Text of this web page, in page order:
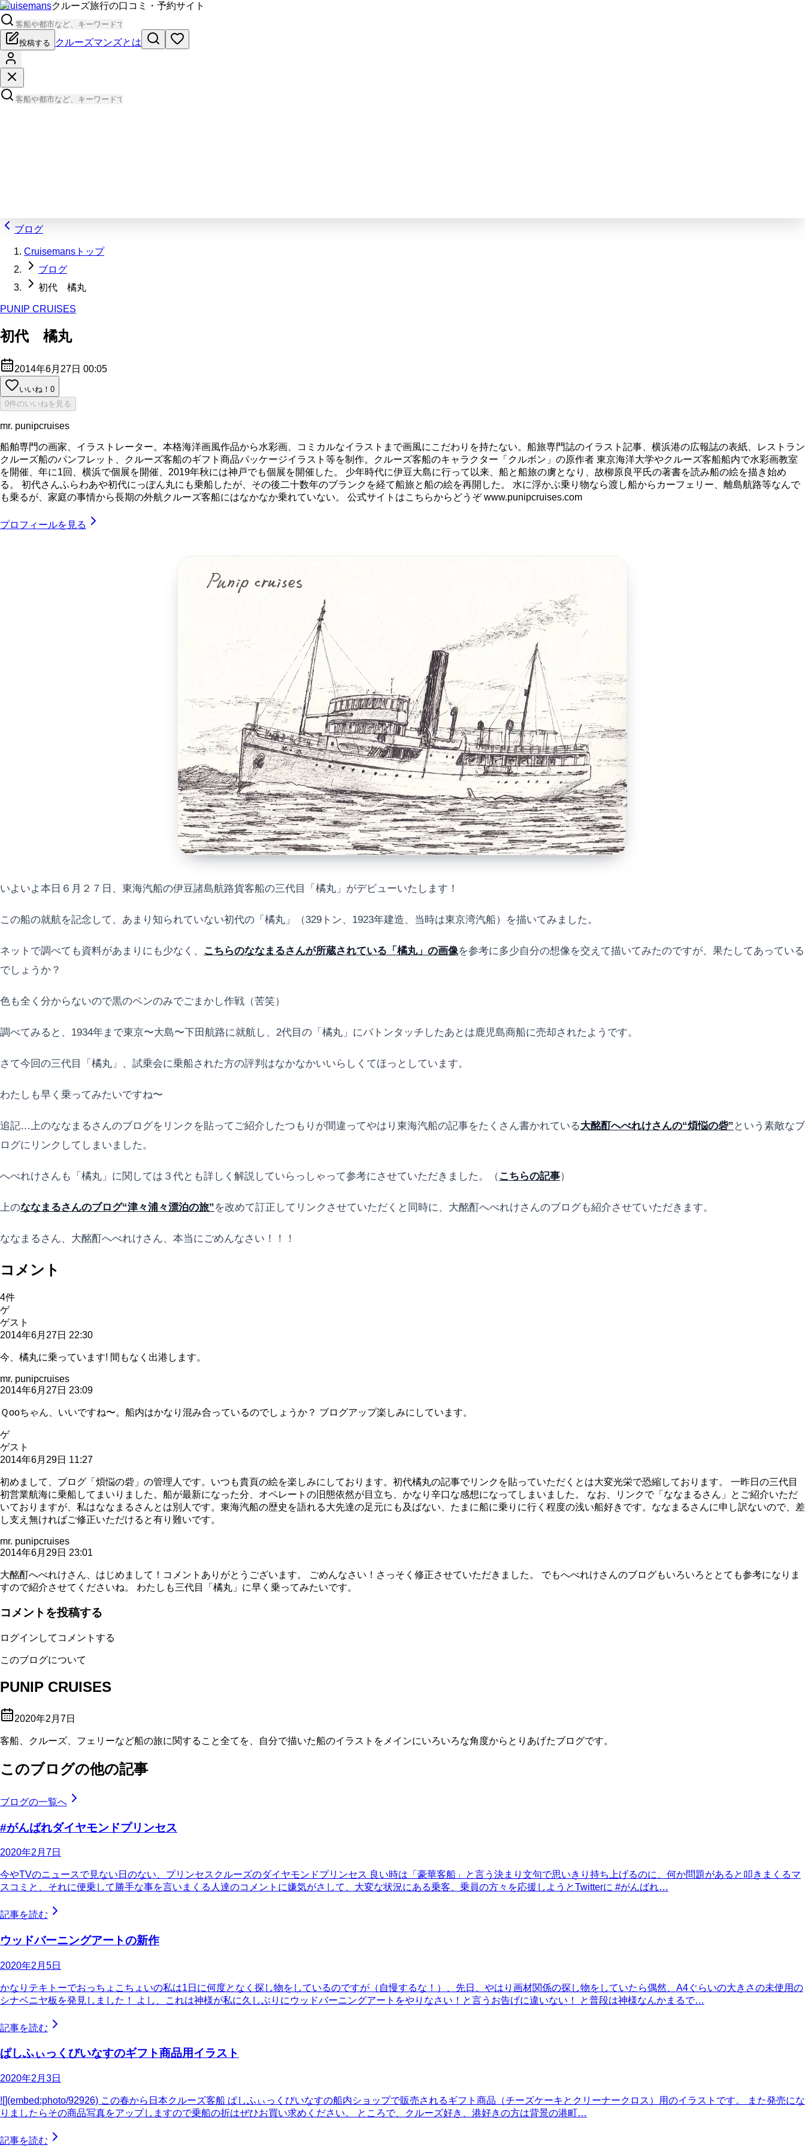
Cruisemansクルーズ旅行の口コミ・予約サイト
投稿する クルーズマンズとは
ブログ
Cruisemansトップ
ブログ
初代 橘丸
PUNIP CRUISES
初代 橘丸
2014年6月27日 00:05
いいね！ 0
0件のいいねを見る
mr. punipcruises
船舶専門の画家、イラストレーター。本格海洋画風作品から水彩画、コミカルなイラストまで画風にこだわりを持たない。船旅専門誌のイラスト記事、横浜港の広報誌の表紙、レストラン
クルーズ船のパンフレット、クルーズ客船のギフト商品パッケージイラスト等を制作。クルーズ客船のキャラクター「クルボン」の原作者 東京海洋大学やクルーズ客船船内で水彩画教室
を開催、年に1回、横浜で個展を開催、2019年秋には神戸でも個展を開催した。 少年時代に伊豆大島に行って以来、船と船旅の虜となり、故柳原良平氏の著書を読み船の絵を描き始め
る。 初代さんふらわあや初代にっぽん丸にも乗船したが、その後二十数年のブランクを経て船旅と船の絵を再開した。 水に浮かぶ乗り物なら渡し船からカーフェリー、離島航路等なんで
も乗るが、家庭の事情から長期の外航クルーズ客船にはなかなか乗れていない。 公式サイトはこちらからどうぞ www.punipcruises.com
プロフィールを見る
いよいよ本日６月２７日、東海汽船の伊豆諸島航路貨客船の三代目「橘丸」がデビューいたします！
この船の就航を記念して、あまり知られていない初代の「橘丸」（329トン、1923年建造、当時は東京湾汽船）を描いてみました。
ネットで調べても資料があまりにも少なく、 こちらのななまるさんが所蔵されている「橘丸」の画像を参考に多少自分の想像を交えて描いてみたのですが、果たしてあっている
でしょうか？
色も全く分からないので黒のペンのみでごまかし作戦（苦笑）
調べてみると、1934年まで東京〜大島〜下田航路に就航し、2代目の「橘丸」にバトンタッチしたあとは鹿児島商船に売却されたようです。
さて今回の三代目「橘丸」、試乗会に乗船された方の評判はなかなかいいらしくてほっとしています。
わたしも早く乗ってみたいですね〜
追記…上のななまるさんのブログをリンクを貼ってご紹介したつもりが間違ってやはり東海汽船の記事をたくさん書かれている大酩酊へべれけさんの“煩悩の砦” という素敵なブ
ログにリンクしてしまいました。
へべれけさんも「橘丸」に関しては３代とも詳しく解説していらっしゃって参考にさせていただきました。（ こちらの記事）
上のななまるさんのブログ“津々浦々漂泊の旅”を改めて訂正してリンクさせていただくと同時に、大酩酊へべれけさんのブログも紹介させていただきます。
ななまるさん、大酩酊へべれけさん、本当にごめんなさい！！！
コメント
4件
ゲ
ゲスト
2014年6月27日 22:30
今、橘丸に乗っています! 間もなく出港します。
mr. punipcruises
2014年6月27日 23:09
Ｑooちゃん、いいですね〜。船内はかなり混み合っているのでしょうか？ ブログアップ楽しみにしています。
ゲ
ゲスト
2014年6月29日 11:27
初めまして、ブログ「煩悩の砦」の管理人です。いつも貴頁の絵を楽しみにしております。初代橘丸の記事でリンクを貼っていただくとは大変光栄で恐縮しております。 一昨日の三代目
初営業航海に乗船してまいりました。船が最新になった分、オペレートの旧態依然が目立ち、かなり辛口な感想になってしまいました。 なお、リンクで「ななまるさん」とご紹介いただ
いておりますが、私はななまるさんとは別人です。東海汽船の歴史を語れる大先達の足元にも及ばない、たまに船に乗りに行く程度の浅い船好きです。ななまるさんに申し訳ないので、差
し支え無ければご修正いただけると有り難いです。
mr. punipcruises
2014年6月29日 23:01
大酩酊へべれけさん、はじめまして！コメントありがとうございます。 ごめんなさい！さっそく修正させていただきました。 でもへべれけさんのブログもいろいろととても参考になりま
すので紹介させてくださいね。 わたしも三代目「橘丸」に早く乗ってみたいです。
コメントを投稿する
ログインしてコメントする
このブログについて
PUNIP CRUISES
2020年2月7日
客船、クルーズ、フェリーなど船の旅に関すること全てを、自分で描いた船のイラストをメインにいろいろな角度からとりあげたブログです。
このブログの他の記事
ブログの一覧へ
#がんばれダイヤモンドプリンセス
2020年2月7日
今やTVのニュースで見ない日のない、プリンセスクルーズのダイヤモンドプリンセス 良い時は「豪華客船」と言う決まり文句で思いきり持ち上げるのに、何か問題があると叩きまくるマ
スコミと、それに便乗して勝手な事を言いまくる人達のコメントに嫌気がさして、大変な状況にある乗客、乗員の方々を応援しようとTwitterに #がんばれ…
記事を読む
ウッドバーニングアートの新作
2020年2月5日
かなりテキトーでおっちょこちょいの私は1日に何度となく探し物をしているのですが（自慢するな！）、先日、やはり画材関係の探し物をしていたら偶然、A4ぐらいの大きさの未使用の
シナベニヤ板を発見しました！ よし、これは神様が私に久しぶりにウッドバーニングアートをやりなさい！と言うお告げに違いない！ と普段は神様なんかまるで…
記事を読む
ぱしふぃっくびいなすのギフト商品用イラスト
2020年2月3日
![](embed:photo/92926) この春から日本クルーズ客船 ぱしふぃっくびいなすの船内ショップで販売されるギフト商品（チーズケーキとクリーナークロス）用のイラストです。 また発売にな
りましたらその商品写真をアップしますので乗船の折はぜひお買い求めください。 ところで、クルーズ好き、港好きの方は背景の港町…
記事を読む